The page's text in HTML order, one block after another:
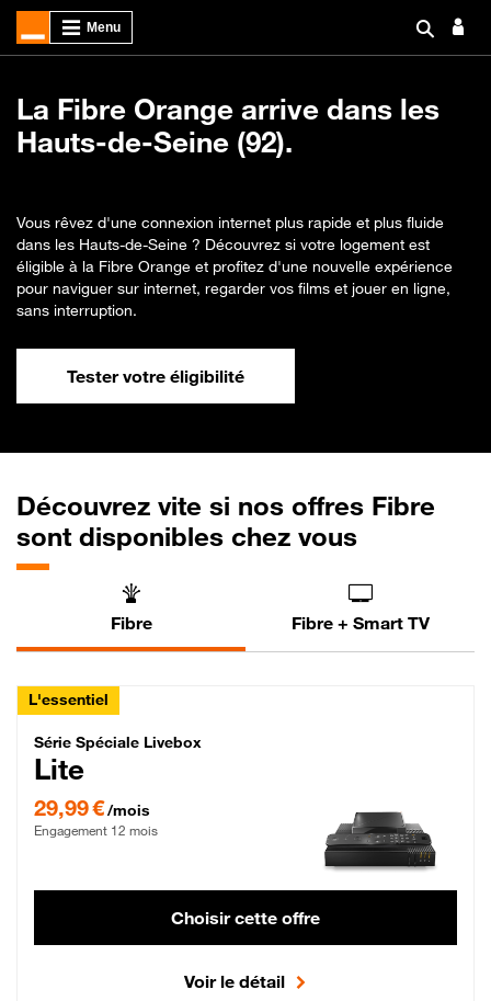
La Fibre Orange arrive dans les
Hauts-de-Seine (92).
Vous rêvez d'une connexion internet plus rapide et plus fluide
dans les Hauts-de-Seine ? Découvrez si votre logement est
éligible à la Fibre Orange et profitez d'une nouvelle expérience
pour naviguer sur internet, regarder vos films et jouer en ligne,
sans interruption.
Tester votre éligibilité
Découvrez vite si nos offres Fibre
sont disponibles chez vous
Fibre Fibre + Smart TV
L'essentiel
Série Spéciale Livebox Lite Fibre
Série Spéciale Livebox
Lite
29,99 €/mois
Engagement 12 mois
Choisir cette offre
Voir le détail